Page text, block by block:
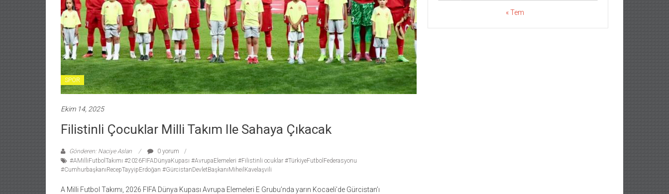
SPOR
Ekim 14, 2025
Filistinli Çocuklar Milli Takım Ile Sahaya Çıkacak
Gönderen: Naciye Aslan
0 yorum
#AMilliFutbolTakımı #2026FIFADünyaKupası #AvrupaElemeleri #Filistinli ocuklar #TürkiyeFutbolFederasyonu
#CumhurbaşkanıRecepTayyipErdoğan #GürcistanDevletBaşkanıMiheilKavelaşvili
A Milli Futbol Takımı, 2026 FIFA Dünya Kupası Avrupa Elemeleri E Grubu’nda yarın Kocaeli’de Gürcistan’ı
« Tem